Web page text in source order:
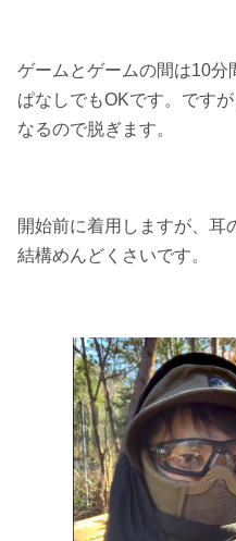
ゲームとゲームの間は10分
ぱなしでもOKです。です
なるので脱ぎます。
開始前に着用しますが、耳
結構めんどくさいです。